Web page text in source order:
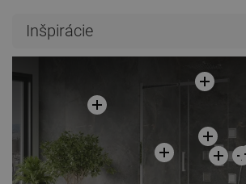
Inšpirácie